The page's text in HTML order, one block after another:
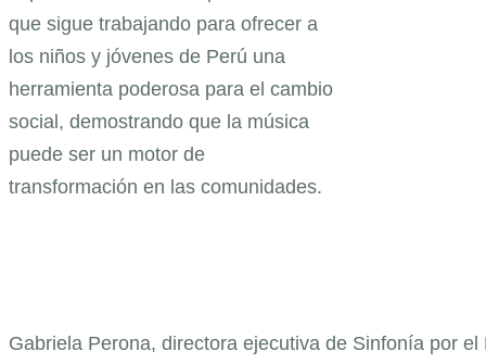
que sigue trabajando para ofrecer a
los niños y jóvenes de Perú una
herramienta poderosa para el cambio
social, demostrando que la música
puede ser un motor de
transformación en las comunidades.
Gabriela Perona, directora ejecutiva de Sinfonía por el